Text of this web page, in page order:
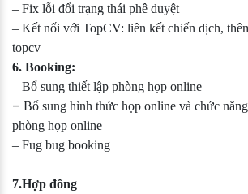
– Fix lỗi đổi trạng thái phê duyệt
– Kết nối với TopCV: liên kết chiến dịch,
topcv
6. Booking:
– Bổ sung thiết lập phòng họp online
– Bổ sung hình thức họp online và chức
phòng họp online
– Fug bug booking
7.Hợp đồng